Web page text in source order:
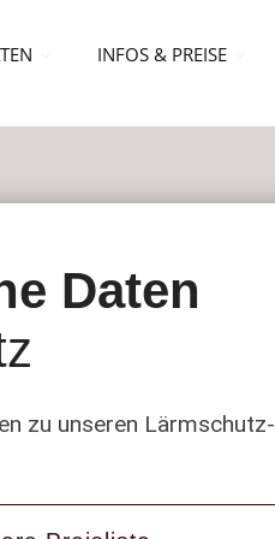
INFOS & PREISE
Daten
zu unseren Lärmschutz-